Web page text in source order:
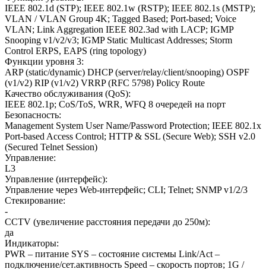
IEEE 802.1d (STP); IEEE 802.1w (RSTP); IEEE 802.1s (MSTP);
VLAN / VLAN Group 4K; Tagged Based; Port-based; Voice
VLAN; Link Aggregation IEEE 802.3ad with LACP; IGMP
Snooping v1/v2/v3; IGMP Static Multicast Addresses; Storm
Control ERPS, EAPS (ring topology)
Функции уровня 3:
ARP (static/dynamic) DHCP (server/relay/client/snooping) OSPF
(v1/v2) RIP (v1/v2) VRRP (RFC 5798) Policy Route
Качество обслуживания (QoS):
IEEE 802.1p; CoS/ToS, WRR, WFQ 8 очередей на порт
Безопасность:
Management System User Name/Password Protection; IEEE 802.1x
Port-based Access Control; HTTP & SSL (Secure Web); SSH v2.0
(Secured Telnet Session)
Управление:
L3
Управление (интерфейс):
Управление через Web-интерфейс; CLI; Telnet; SNMP v1/2/3
Стекирование:
-
CCTV (увеличение расстояния передачи до 250м):
да
Индикаторы:
PWR – питание SYS – состояние системы Link/Act –
подключение/сет.активность Speed – скорость портов; 1G /